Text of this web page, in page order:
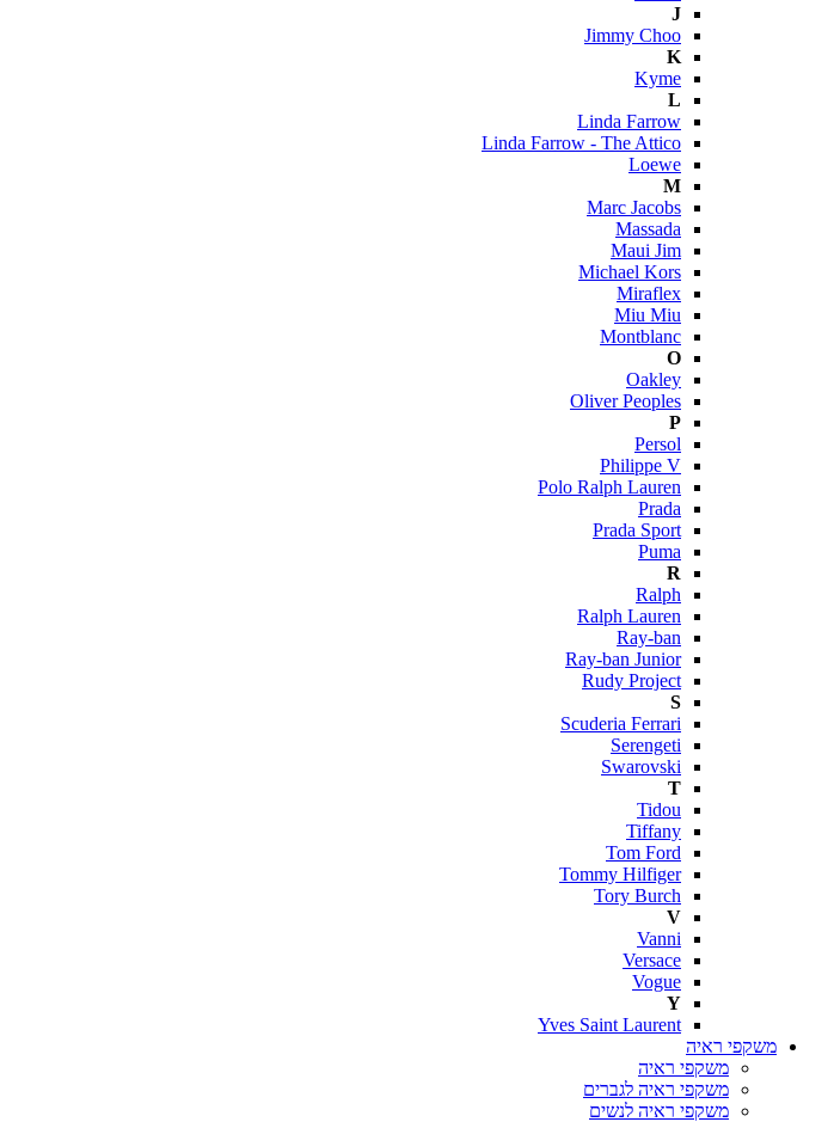
J
Jimmy Choo
K
Kyme
L
Linda Farrow
Linda Farrow - The Attico
Loewe
M
Marc Jacobs
Massada
Maui Jim
Michael Kors
Miraflex
Miu Miu
Montblanc
O
Oakley
Oliver Peoples
P
Persol
Philippe V
Polo Ralph Lauren
Prada
Prada Sport
Puma
R
Ralph
Ralph Lauren
Ray-ban
Ray-ban Junior
Rudy Project
S
Scuderia Ferrari
Serengeti
Swarovski
T
Tidou
Tiffany
Tom Ford
Tommy Hilfiger
Tory Burch
V
Vanni
Versace
Vogue
Y
Yves Saint Laurent
משקפי ראיה
משקפי ראיה
משקפי ראיה לגברים
משקפי ראיה לנשים